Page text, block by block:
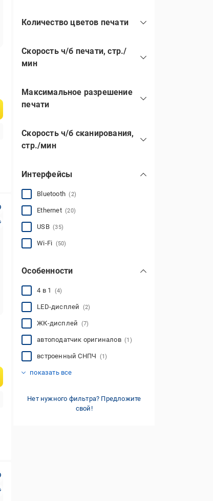
А3(25)
B5(1)
Количество цветов печати
4-цветный (61)
6-цветный
Скорость ч/б печати, стр./
мин
Максимальное разрешение
печати
2400x1200 dpi(2)
1800x600 dpi
600x600 dpi
показать все
Скорость ч/б сканирования,
стр./мин
Интерфейсы
Bluetooth(2)
Ethernet(20)
USB(35)
Wi-Fi (50)
Особенности
4 в 1 (4)
LED-дисплей (2)
ЖК-дисплей (7)
автоподатчик оригиналов(1)
встроенный СНПЧ (1)
показать все
Нет нужного фильтра? Предложите
свой!